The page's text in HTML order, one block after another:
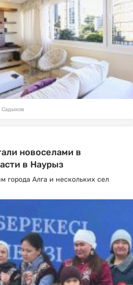
Садыков
новоселами в
в Наурыз
города Алга и нескольких сел